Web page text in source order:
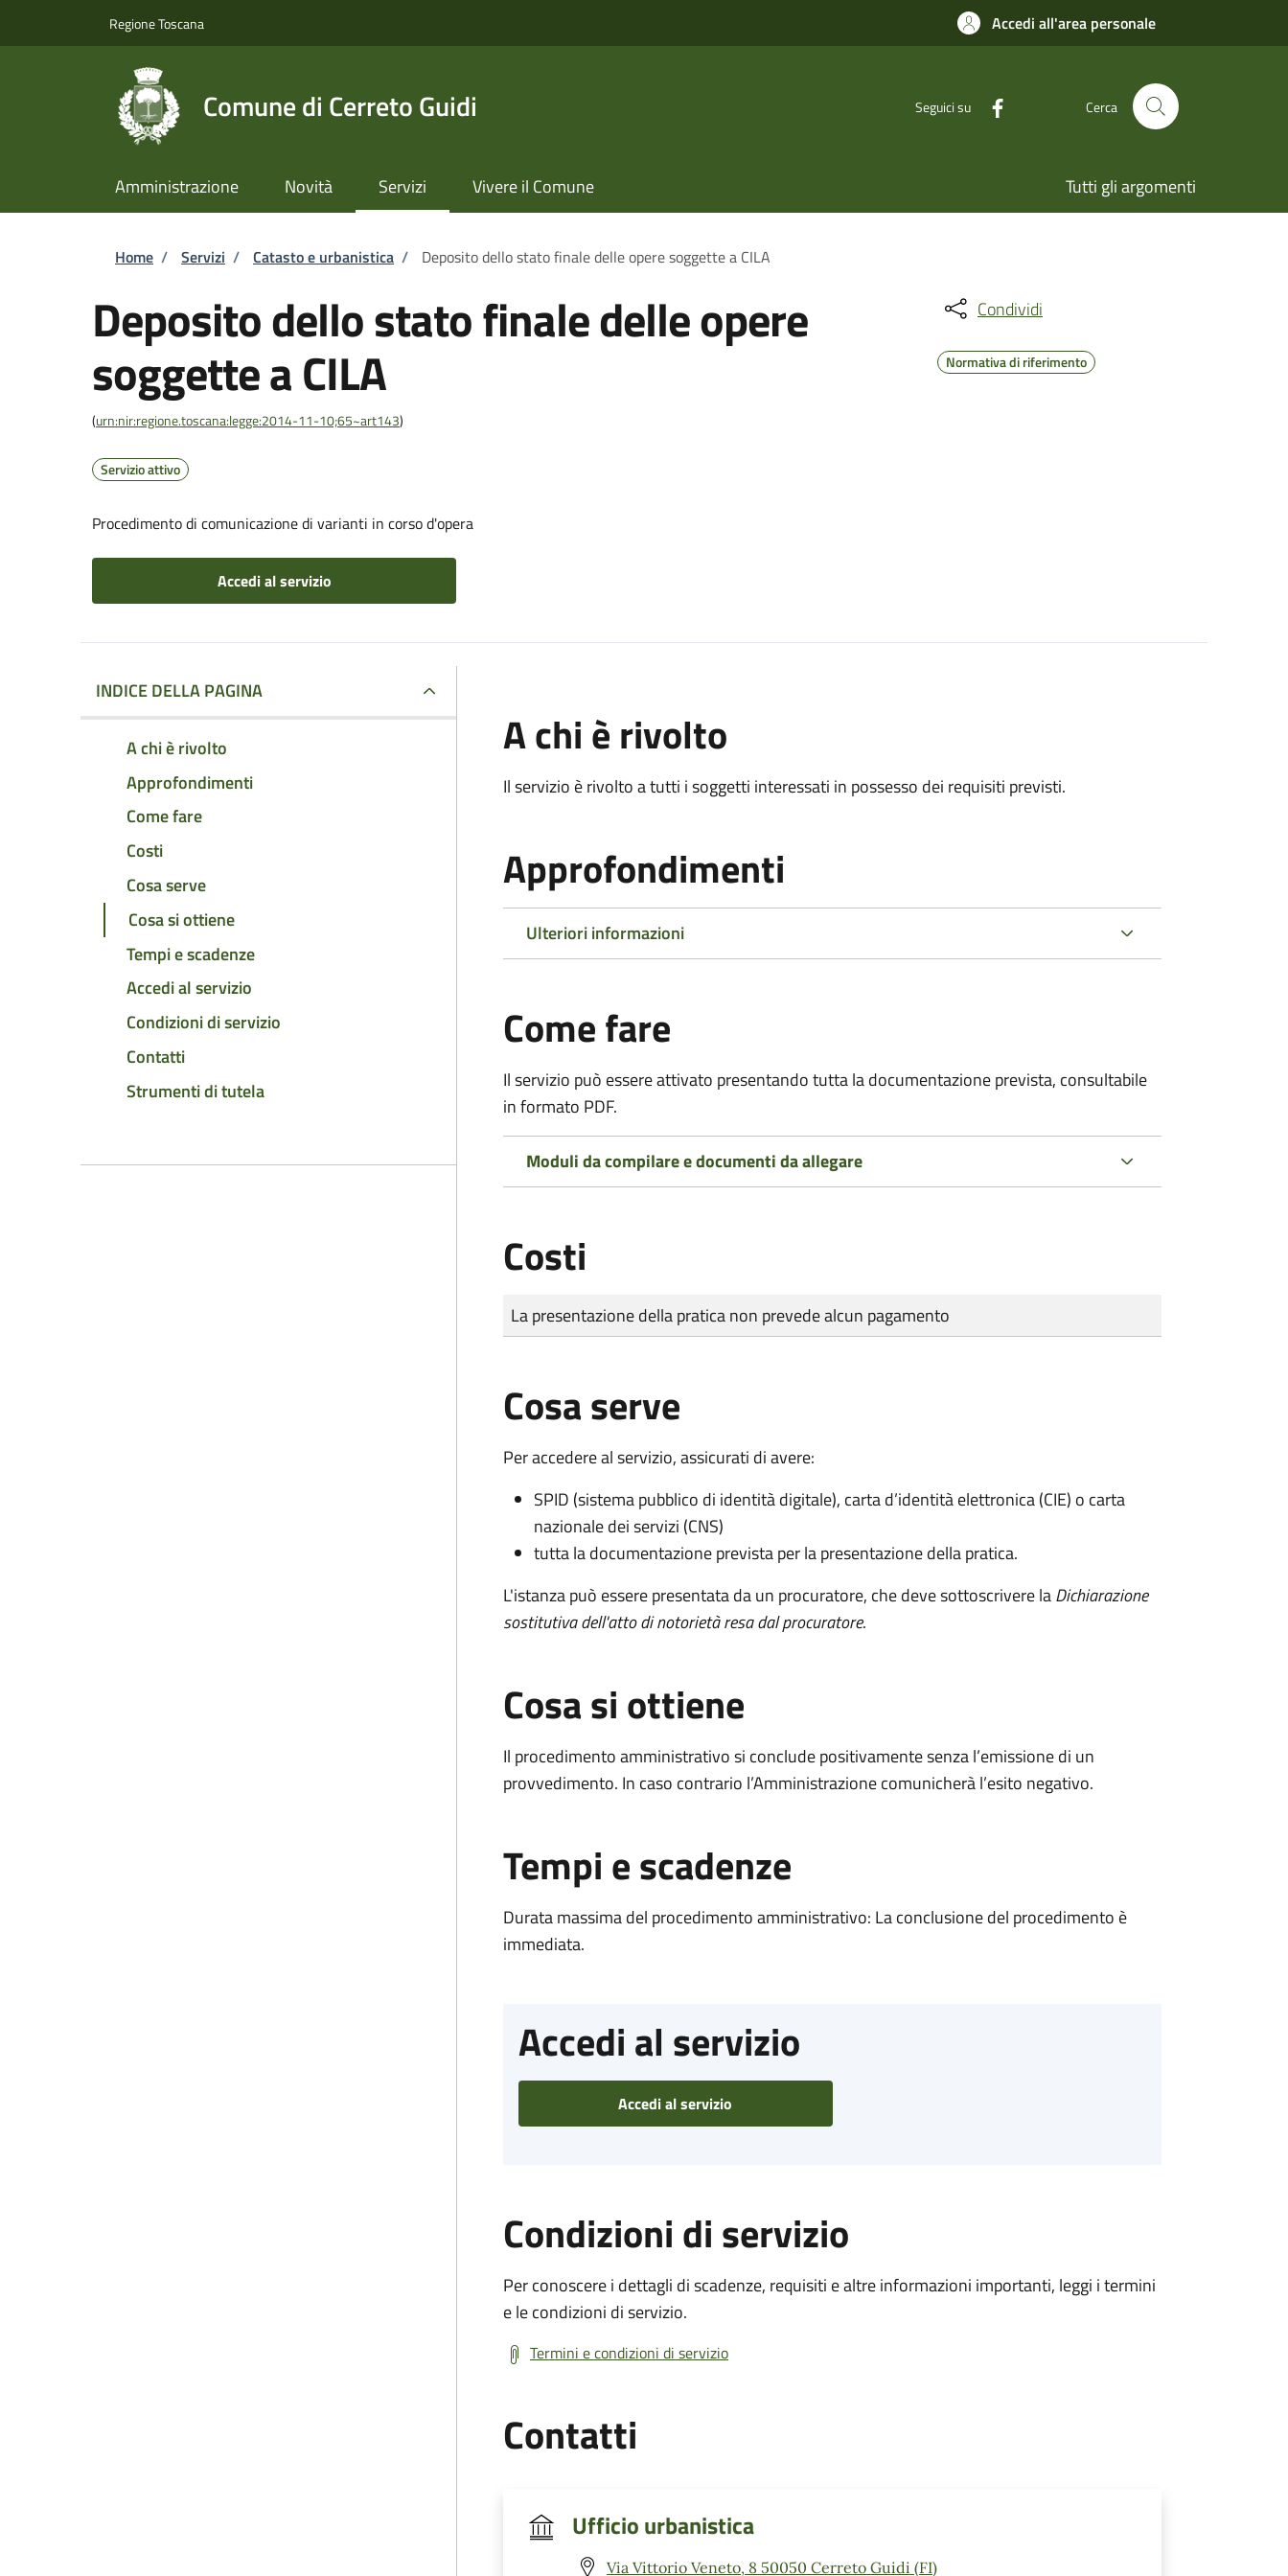
Regione Toscana Accedi all'area personale
Comune di Cerreto Guidi Seguici su Cerca
Amministrazione Novità Servizi Vivere il Comune Tutti gli argomenti
Briciole di pane
Home / Servizi / Catasto e urbanistica / Deposito dello stato finale delle opere soggette a CILA
Deposito dello stato finale delle opere
soggette a CILA
(urn:nir:regione.toscana:legge:2014-11-10;65~art143)
Servizio attivo
Procedimento di comunicazione di varianti in corso d'opera
Accedi al servizio
Condividi
Normativa di riferimento
INDICE DELLA PAGINA
A chi è rivolto
Approfondimenti
Come fare
Costi
Cosa serve
Cosa si ottiene
Tempi e scadenze
Accedi al servizio
Condizioni di servizio
Contatti
Strumenti di tutela
A chi è rivolto
Il servizio è rivolto a tutti i soggetti interessati in possesso dei requisiti previsti.
Approfondimenti
Ulteriori informazioni
Come fare
Il servizio può essere attivato presentando tutta la documentazione prevista, consultabile
in formato PDF.
Moduli da compilare e documenti da allegare
Costi
Tipo di pagamento
Importo
La presentazione della pratica non prevede alcun pagamento
Cosa serve
Per accedere al servizio, assicurati di avere:
SPID (sistema pubblico di identità digitale), carta d’identità elettronica (CIE) o carta
nazionale dei servizi (CNS)
tutta la documentazione prevista per la presentazione della pratica.
L'istanza può essere presentata da un procuratore, che deve sottoscrivere laDichiarazione
sostitutiva dell'atto di notorietà resa dal procuratore.
Cosa si ottiene
Il procedimento amministrativo si conclude positivamente senza l’emissione di un
provvedimento. In caso contrario l’Amministrazione comunicherà l’esito negativo.
Tempi e scadenze
Durata massima del procedimento amministrativo: La conclusione del procedimento è
immediata.
Accedi al servizio
Accedi al servizio
Condizioni di servizio
Per conoscere i dettagli di scadenze, requisiti e altre informazioni importanti, leggi i termini
e le condizioni di servizio.
Termini e condizioni di servizio
Contatti
Ufficio urbanistica
Via Vittorio Veneto, 8 50050 Cerreto Guidi (FI)